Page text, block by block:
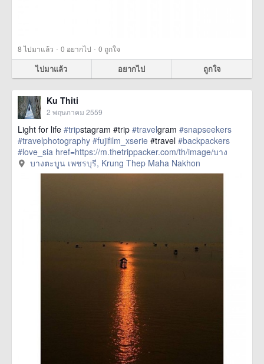
8ไปมาแล้ว · 0 อยากไป · 0 ถูกใจ
ไปมาแล้ว อยากไป ถูกใจ
Ku Thiti
2 พฤษภาคม 2559
Light for life #tripstagram #trip #travelgram #snapseekers
#travelphotography #fujifilm_xserie #travel #backpackers
#love_sia href=https://m.thetrippacker.com/th/image/บาง
ตะบูนเพชรบุรี/193890> more
บางตะบูน เพชรบุรี, Krung Thep Maha Nakhon